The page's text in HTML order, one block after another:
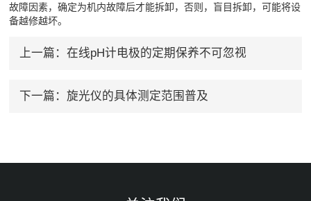
故障因素，确定为机内故障后才能拆卸，否则，盲目拆卸，可能将设
备越修越坏。
上一篇： 在线pH计电极的定期保养不可忽视
下一篇： 旋光仪的具体测定范围普及